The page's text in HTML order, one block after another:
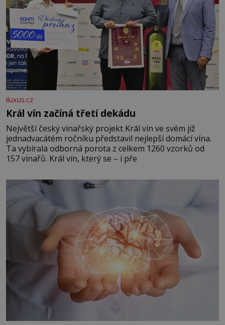
iluxus.cz
Král vín začíná třetí dekádu
Největší český vinařský projekt Král vín ve svém již
jednadvacátém ročníku představil nejlepší domácí vína.
Ta vybírala odborná porota z celkem 1260 vzorků od
157 vinařů. Král vín, který se – i pře